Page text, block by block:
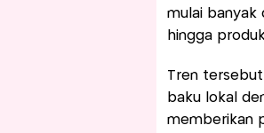
mulai banyak
hingga
Tren
baku lokal
memberikan